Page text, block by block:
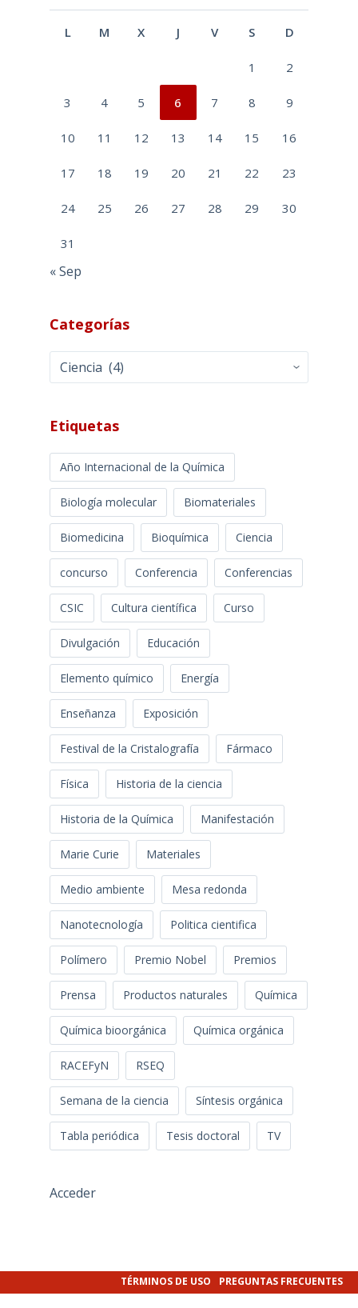
L M X J V S D
1 2
3 4 5 6 7 8 9
10 11 12 13 14 15 16
17 18 19 20 21 22 23
24 25 26 27 28 29 30
31
« Sep
Categorías
Categorías
Etiquetas
Año Internacional de la Química
Biología molecular Biomateriales
Biomedicina Bioquímica Ciencia
concurso Conferencia Conferencias
CSIC Cultura científica Curso
Divulgación Educación
Elemento químico Energía
Enseñanza Exposición
Festival de la Cristalografía Fármaco
Física Historia de la ciencia
Historia de la Química Manifestación
Marie Curie Materiales
Medio ambiente Mesa redonda
Nanotecnología Politica cientifica
Polímero Premio Nobel Premios
Prensa Productos naturales Química
Química bioorgánica Química orgánica
RACEFyN RSEQ
Semana de la ciencia Síntesis orgánica
Tabla periódica Tesis doctoral TV
Acceder
TÉRMINOS DE USO PREGUNTAS FRECUENTES